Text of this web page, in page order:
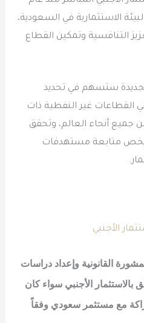
الاستثمارية في السعودية،
التنافسية وتمكين القطاع
الجديدة ستسهم في تحديد
القطاعات غير النفطية ذات
جميع أنحاء العالم، وتحقق
2030، في ما يخص متابعة مستهدفات
الأجنبي
القانونية وإعداد دراسات
بالاستثمار الأجنبي سواء كان
مع مستثمر سعودي وفقاً